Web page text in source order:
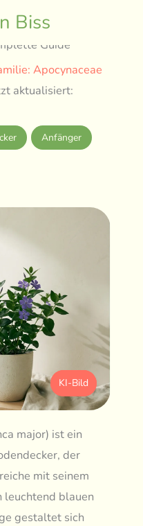
Biss
Guide
Apocynaceae
aktualisiert:
Anfänger
KI-Bild
major) ist ein
der
mit seinem
blauen
gestaltet sich